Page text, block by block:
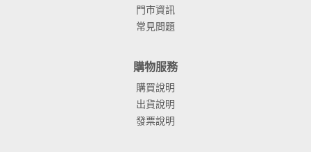
門市資訊
常見問題
購物服務
購買說明
出貨說明
發票說明